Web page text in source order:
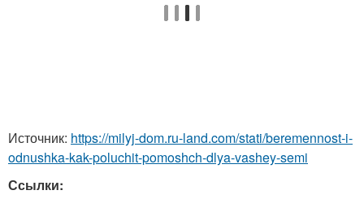
Источник: https://milyj-dom.ru-land.com/stati/beremennost-i-
odnushka-kak-poluchit-pomoshch-dlya-vashey-semi
Ссылки: